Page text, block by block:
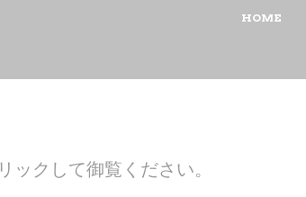
MENU
SKIP TO
HOME
クして御覧ください。